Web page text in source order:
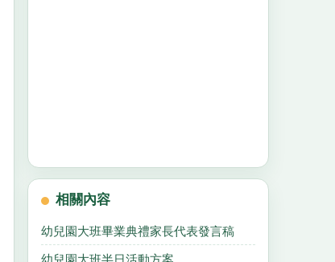
相關內容
幼兒園大班畢業典禮家長代表發言稿
幼兒園大班半日活動方案